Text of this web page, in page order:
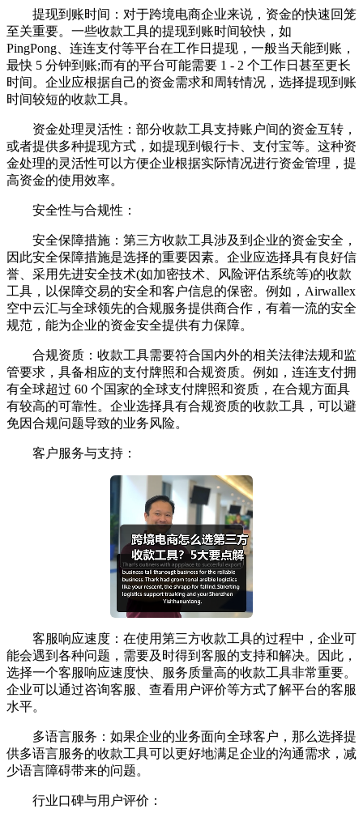
提现到账时间：对于跨境电商企业来说，资金的快速回笼
至关重要。一些收款工具的提现到账时间较快，如
PingPong、连连支付等平台在工作日提现，一般当天能到账，
最快 5 分钟到账;而有的平台可能需要 1 - 2 个工作日甚至更长
时间。企业应根据自己的资金需求和周转情况，选择提现到账
时间较短的收款工具。
资金处理灵活性：部分收款工具支持账户间的资金互转，
或者提供多种提现方式，如提现到银行卡、支付宝等。这种资
金处理的灵活性可以方便企业根据实际情况进行资金管理，提
高资金的使用效率。
安全性与合规性：
安全保障措施：第三方收款工具涉及到企业的资金安全，
因此安全保障措施是选择的重要因素。企业应选择具有良好信
誉、采用先进安全技术(如加密技术、风险评估系统等)的收款
工具，以保障交易的安全和客户信息的保密。例如，Airwallex
空中云汇与全球领先的合规服务提供商合作，有着一流的安全
规范，能为企业的资金安全提供有力保障。
合规资质：收款工具需要符合国内外的相关法律法规和监
管要求，具备相应的支付牌照和合规资质。例如，连连支付拥
有全球超过 60 个国家的全球支付牌照和资质，在合规方面具
有较高的可靠性。企业选择具有合规资质的收款工具，可以避
免因合规问题导致的业务风险。
客户服务与支持：
客服响应速度：在使用第三方收款工具的过程中，企业可
能会遇到各种问题，需要及时得到客服的支持和解决。因此，
选择一个客服响应速度快、服务质量高的收款工具非常重要。
企业可以通过咨询客服、查看用户评价等方式了解平台的客服
水平。
多语言服务：如果企业的业务面向全球客户，那么选择提
供多语言服务的收款工具可以更好地满足企业的沟通需求，减
少语言障碍带来的问题。
行业口碑与用户评价：